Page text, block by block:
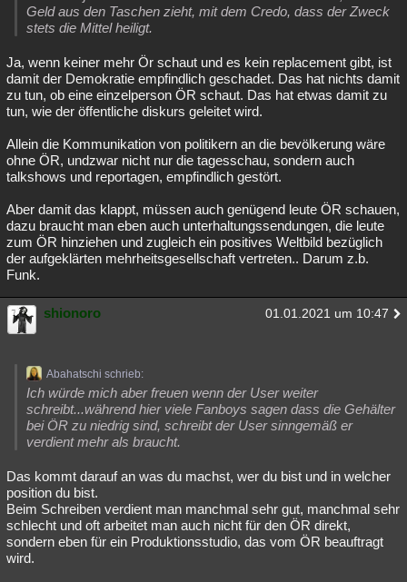
Geld aus den Taschen zieht, mit dem Credo, dass der Zweck
stets die Mittel heiligt.
Ja, wenn keiner mehr Ör schaut und es kein replacement gibt, ist
damit der Demokratie empfindlich geschadet. Das hat nichts damit
zu tun, ob eine einzelperson ÖR schaut. Das hat etwas damit zu
tun, wie der öffentliche diskurs geleitet wird.
Allein die Kommunikation von politikern an die bevölkerung wäre
ohne ÖR, undzwar nicht nur die tagesschau, sondern auch
talkshows und reportagen, empfindlich gestört.
Aber damit das klappt, müssen auch genügend leute ÖR schauen,
dazu braucht man eben auch unterhaltungssendungen, die leute
zum ÖR hinziehen und zugleich ein positives Weltbild bezüglich
der aufgeklärten mehrheitsgesellschaft vertreten.. Darum z.b.
Funk.
shionoro 01.01.2021 um 10:47
Abahatschi schrieb:
Ich würde mich aber freuen wenn der User weiter
schreibt...während hier viele Fanboys sagen dass die Gehälter
bei ÖR zu niedrig sind, schreibt der User sinngemäß er
verdient mehr als braucht.
Das kommt darauf an was du machst, wer du bist und in welcher
position du bist.
Beim Schreiben verdient man manchmal sehr gut, manchmal sehr
schlecht und oft arbeitet man auch nicht für den ÖR direkt,
sondern eben für ein Produktionsstudio, das vom ÖR beauftragt
wird.